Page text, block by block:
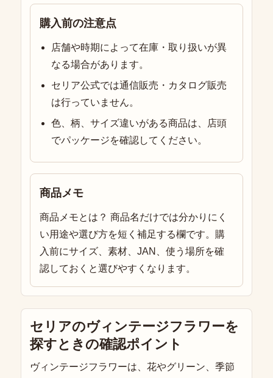
購入前の注意点
店舗や時期によって在庫・取り扱いが異
なる場合があります。
セリア公式では通信販売・カタログ販売
は行っていません。
色、柄、サイズ違いがある商品は、店頭
でパッケージを確認してください。
商品メモ
商品メモとは？ 商品名だけでは分かりにく
い用途や選び方を短く補足する欄です。購
入前にサイズ、素材、JAN、使う場所を確
認しておくと選びやすくなります。
セリアのヴィンテージフラワーを
探すときの確認ポイント
ヴィンテージフラワーは、花やグリーン、季節